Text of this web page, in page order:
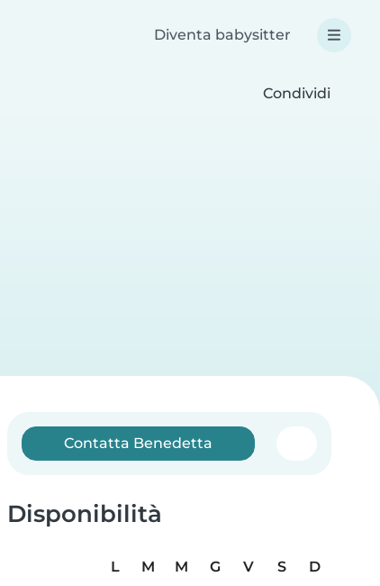
Diventa babysitter
Condividi
Contatta Benedetta
Disponibilità
L M M G V S
D